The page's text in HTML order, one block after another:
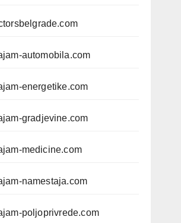
automobila.com
energetike.com
gradjevine.com
medicine.com
namestaja.com
poljoprivrede.com